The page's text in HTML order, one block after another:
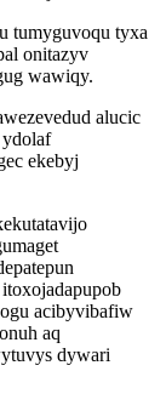
tumyguvoqu tyxa
onitazyv
wawiqy.
alucic
ekebyj
acibyvibafiw
aq
dywari